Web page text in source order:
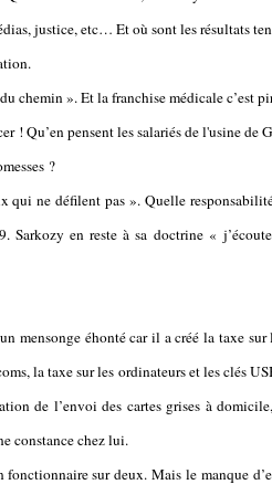
justice,etc… Et où sont les résultats
chemin ». Et la franchise médicale c’est
! Qu’en pensent les salariés de l'usine de
?
qui ne défilent pas ». Quelle
Sarkozy en reste à sa doctrine «
mensonge éhonté car il a créé la taxe sur
la taxe sur les ordinateurs et les clés
de l’envoi des cartes grises à
constance chez lui.
sur deux. Mais le manque